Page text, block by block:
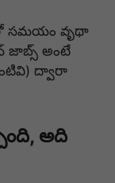
సమయం వృథా
జాబ్స్ అంటే
ద్వారా
అది